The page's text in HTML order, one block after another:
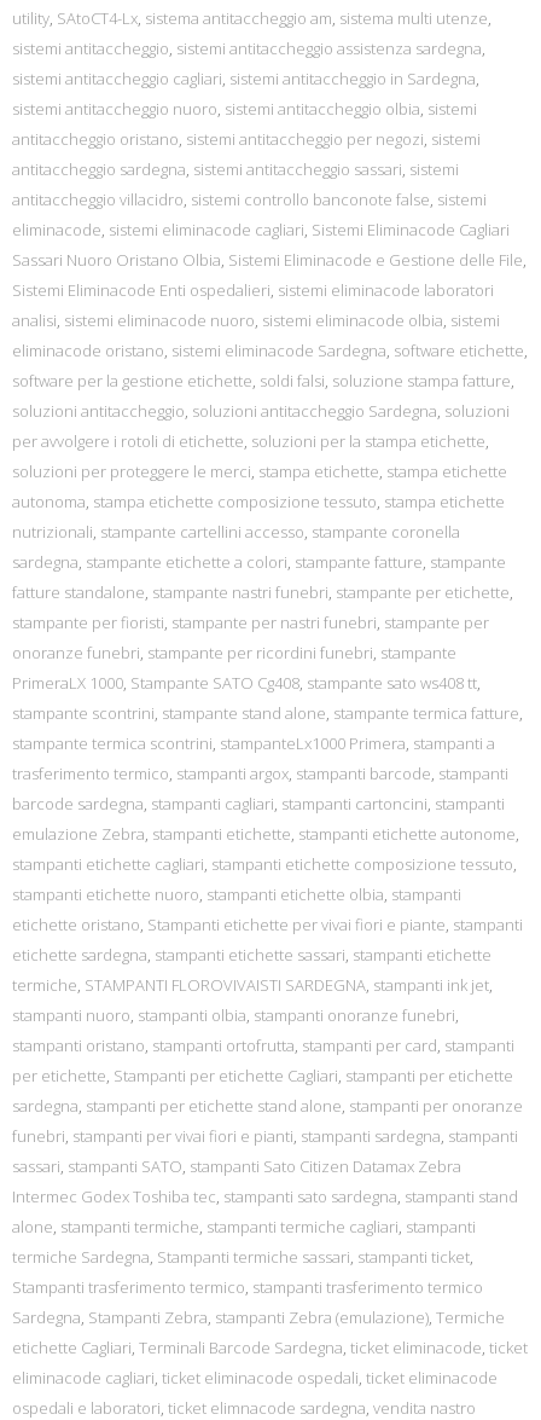
utility, SAtoCT4-Lx, sistema antitaccheggio am, sistema multi utenze,
sistemi antitaccheggio, sistemi antitaccheggio assistenza sardegna,
sistemi antitaccheggio cagliari, sistemi antitaccheggio in Sardegna,
sistemi antitaccheggio nuoro, sistemi antitaccheggio olbia, sistemi
antitaccheggio oristano, sistemi antitaccheggio per negozi, sistemi
antitaccheggio sardegna, sistemi antitaccheggio sassari, sistemi
antitaccheggio villacidro, sistemi controllo banconote false, sistemi
eliminacode, sistemi eliminacode cagliari, Sistemi Eliminacode Cagliari
Sassari Nuoro Oristano Olbia, Sistemi Eliminacode e Gestione delle File,
Sistemi Eliminacode Enti ospedalieri, sistemi eliminacode laboratori
analisi, sistemi eliminacode nuoro, sistemi eliminacode olbia, sistemi
eliminacode oristano, sistemi eliminacode Sardegna, software etichette,
software per la gestione etichette, soldi falsi, soluzione stampa fatture,
soluzioni antitaccheggio, soluzioni antitaccheggio Sardegna, soluzioni
per avvolgere i rotoli di etichette, soluzioni per la stampa etichette,
soluzioni per proteggere le merci, stampa etichette, stampa etichette
autonoma, stampa etichette composizione tessuto, stampa etichette
nutrizionali, stampante cartellini accesso, stampante coronella
sardegna, stampante etichette a colori, stampante fatture, stampante
fatture standalone, stampante nastri funebri, stampante per etichette,
stampante per fioristi, stampante per nastri funebri, stampante per
onoranze funebri, stampante per ricordini funebri, stampante
PrimeraLX 1000, Stampante SATO Cg408, stampante sato ws408 tt,
stampante scontrini, stampante stand alone, stampante termica fatture,
stampante termica scontrini, stampanteLx1000 Primera, stampanti a
trasferimento termico, stampanti argox, stampanti barcode, stampanti
barcode sardegna, stampanti cagliari, stampanti cartoncini, stampanti
emulazione Zebra, stampanti etichette, stampanti etichette autonome,
stampanti etichette cagliari, stampanti etichette composizione tessuto,
stampanti etichette nuoro, stampanti etichette olbia, stampanti
etichette oristano, Stampanti etichette per vivai fiori e piante, stampanti
etichette sardegna, stampanti etichette sassari, stampanti etichette
termiche, STAMPANTI FLOROVIVAISTI SARDEGNA, stampanti ink jet,
stampanti nuoro, stampanti olbia, stampanti onoranze funebri,
stampanti oristano, stampanti ortofrutta, stampanti per card, stampanti
per etichette, Stampanti per etichette Cagliari, stampanti per etichette
sardegna, stampanti per etichette stand alone, stampanti per onoranze
funebri, stampanti per vivai fiori e pianti, stampanti sardegna, stampanti
sassari, stampanti SATO, stampanti Sato Citizen Datamax Zebra
Intermec Godex Toshiba tec, stampanti sato sardegna, stampanti stand
alone, stampanti termiche, stampanti termiche cagliari, stampanti
termiche Sardegna, Stampanti termiche sassari, stampanti ticket,
Stampanti trasferimento termico, stampanti trasferimento termico
Sardegna, Stampanti Zebra, stampanti Zebra (emulazione), Termiche
etichette Cagliari, Terminali Barcode Sardegna, ticket eliminacode, ticket
eliminacode cagliari, ticket eliminacode ospedali, ticket eliminacode
ospedali e laboratori, ticket elimnacode sardegna, vendita nastro